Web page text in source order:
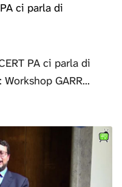
ci parla di
PA ci parla di
GARR...